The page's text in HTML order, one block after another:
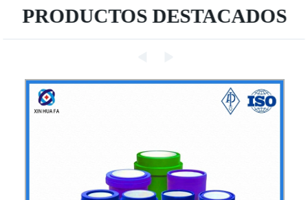
PRODUCTOS DESTACADOS